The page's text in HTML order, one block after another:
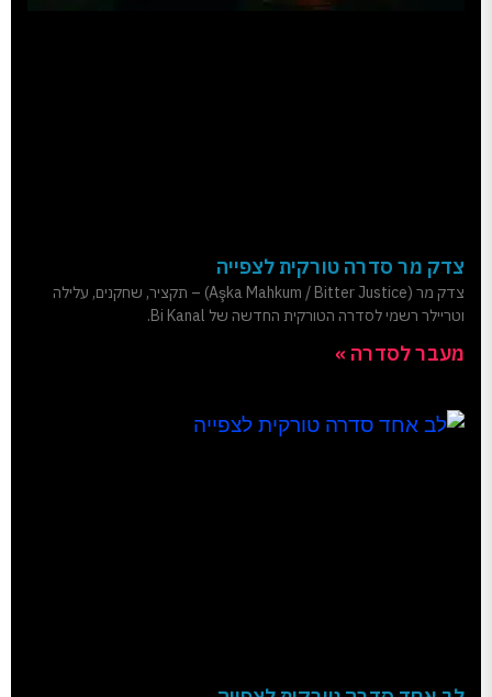
צדק מר סדרה טורקית לצפייה
צדק מר (Aşka Mahkum / Bitter Justice) – תקציר, שחקנים, עלילה
וטריילר רשמי לסדרה הטורקית החדשה של Bi Kanal.
מעבר לסדרה »